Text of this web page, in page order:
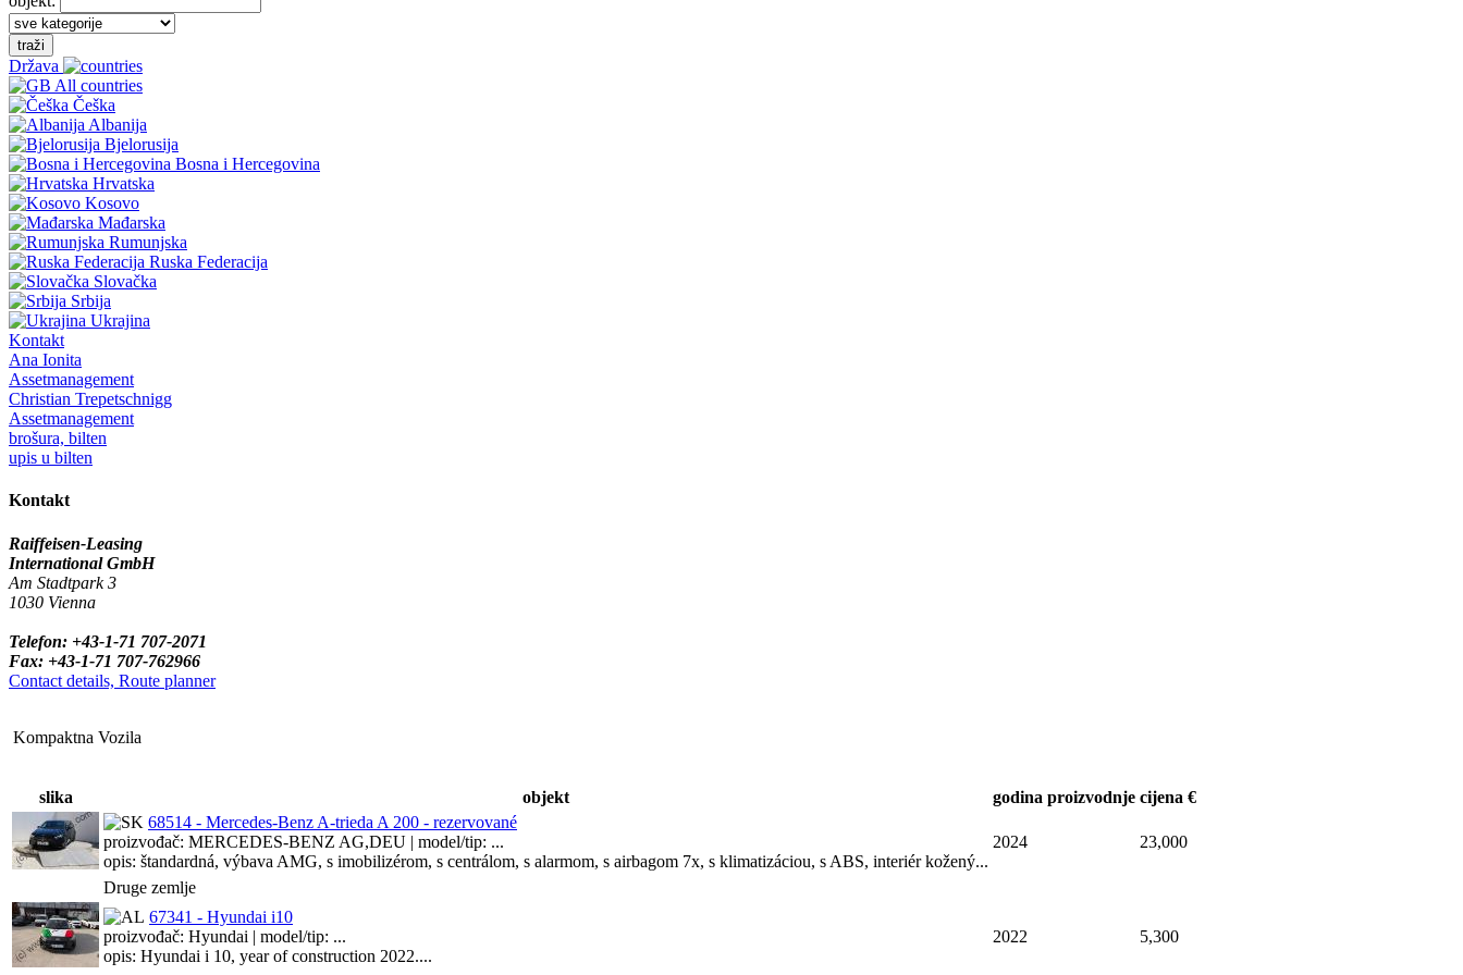
traži
Država
All countries
Češka
Albanija
Bjelorusija
Bosna i Hercegovina
Hrvatska
Kosovo
Mađarska
Rumunjska
Ruska Federacija
Slovačka
Srbija
Ukrajina
Kontakt
Ana Ionita
Assetmanagement
Christian Trepetschnigg
Assetmanagement
brošura, bilten
upis u bilten
Kontakt
Raiffeisen-Leasing
International GmbH
Am Stadtpark 3
1030 Vienna
Telefon: +43-1-71 707-2071
Fax: +43-1-71 707-762966
Contact details, Route planner
Kompaktna Vozila
slika objekt godina proizvodnje cijena €
68514 - Mercedes-Benz A-trieda A 200 - rezervované
proizvođač: MERCEDES-BENZ AG,DEU | model/tip: ...
opis: štandardná, výbava AMG, s imobilizérom, s centrálom, s alarmom, s airbagom 7x, s klimatizáciou, s ABS, interiér kožený...
2024 23,000
Druge zemlje
67341 - Hyundai i10
proizvođač: Hyundai | model/tip: ...
opis: Hyundai i 10, year of construction 2022....
2022 5,300